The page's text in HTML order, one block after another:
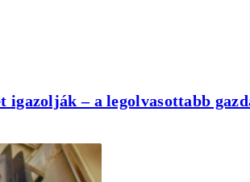
igazolják – a legolvasottabb